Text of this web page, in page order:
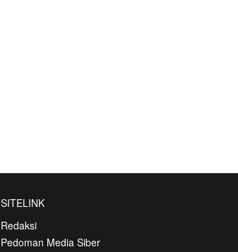
SITELINK
Redaksi
Pedoman Media Siber